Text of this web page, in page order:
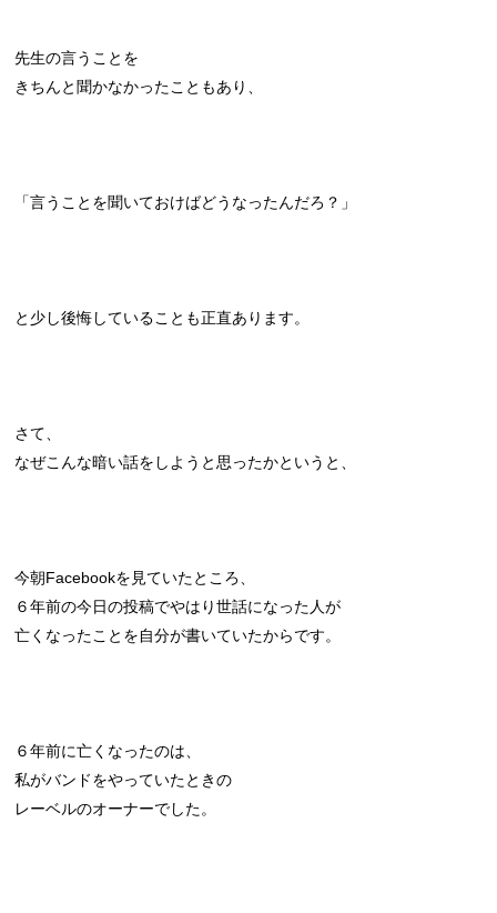
先生の言うことを
きちんと聞かなかったこともあり、
「言うことを聞いておけばどうなったんだろ？」
と少し後悔していることも正直あります。
さて、
なぜこんな暗い話をしようと思ったかというと、
今朝Facebookを見ていたところ、
６年前の今日の投稿でやはり世話になった人が
亡くなったことを自分が書いていたからです。
６年前に亡くなったのは、
私がバンドをやっていたときの
レーベルのオーナーでした。